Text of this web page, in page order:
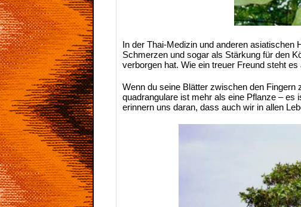
In der Thai-Medizin und anderen asiatischen
Schmerzen und sogar als Stärkung für den
verborgen hat. Wie ein treuer Freund steht
Wenn du seine Blätter zwischen den
quadrangulare ist mehr als eine Pflanze – es
erinnern uns daran, dass auch wir in allen